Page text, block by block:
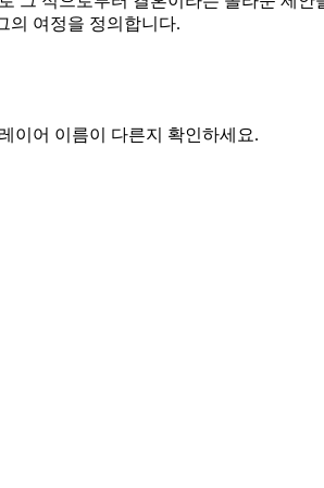
의 여정을 정의합니다.
이어 이름이 다른지 확인하세요.